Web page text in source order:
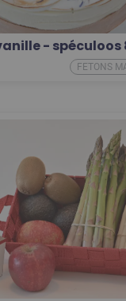
- spéculoos
FETONS
2026